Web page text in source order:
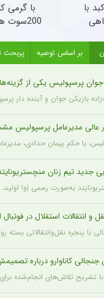
با
با گرمی
بر اساس توصیه پربحث
جوان پرسپولیس یکی از
بازیکن جوان و آینده دار
عالی مدیرعامل
با حکم پیمان حدادی،
جدید تیم زنان
به‌صورت رسمی اِوا
و انتقالات استقلال در فوتبال
با پنجره نقل‌وانتقالاتی
کاناوارو درباره
با تشریح تلاش‌های انجام‌شده